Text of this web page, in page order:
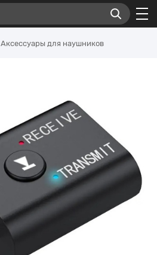
Аксессуары для наушников